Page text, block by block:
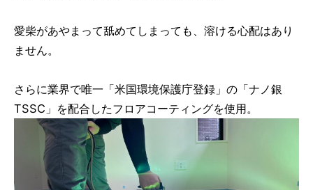
愛柴があやまって舐めてしまっても、溶ける心配はあり
ません。
さらに業界で唯一「米国環境保護庁登録」の「ナノ銀
TSSC」を配合したフロアコーティングを使用。